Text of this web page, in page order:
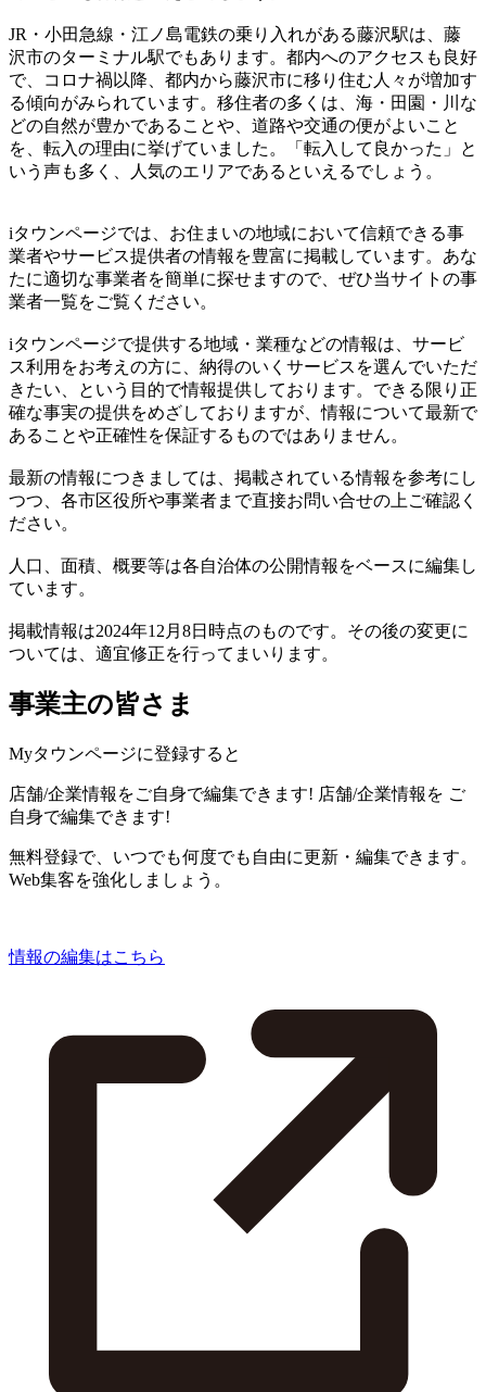
JR・小田急線・江ノ島電鉄の乗り入れがある藤沢駅は、藤
沢市のターミナル駅でもあります。都内へのアクセスも良好
で、コロナ禍以降、都内から藤沢市に移り住む人々が増加す
る傾向がみられています。移住者の多くは、海・田園・川な
どの自然が豊かであることや、道路や交通の便がよいこと
を、転入の理由に挙げていました。「転入して良かった」と
いう声も多く、人気のエリアであるといえるでしょう。
iタウンページでは、お住まいの地域において信頼できる事
業者やサービス提供者の情報を豊富に掲載しています。あな
たに適切な事業者を簡単に探せますので、ぜひ当サイトの事
業者一覧をご覧ください。
iタウンページで提供する地域・業種などの情報は、サービ
ス利用をお考えの方に、納得のいくサービスを選んでいただ
きたい、という目的で情報提供しております。できる限り正
確な事実の提供をめざしておりますが、情報について最新で
あることや正確性を保証するものではありません。
最新の情報につきましては、掲載されている情報を参考にし
つつ、各市区役所や事業者まで直接お問い合せの上ご確認く
ださい。
人口、面積、概要等は各自治体の公開情報をベースに編集し
ています。
掲載情報は2024年12月8日時点のものです。その後の変更に
ついては、適宜修正を行ってまいります。
事業主の皆さま
Myタウンページに登録すると
店舗/企業情報をご自身で編集できます! 店舗/企業情報を ご
自身で編集できます!
無料登録で、いつでも何度でも自由に更新・編集できます。
Web集客を強化しましょう。
情報の編集はこちら